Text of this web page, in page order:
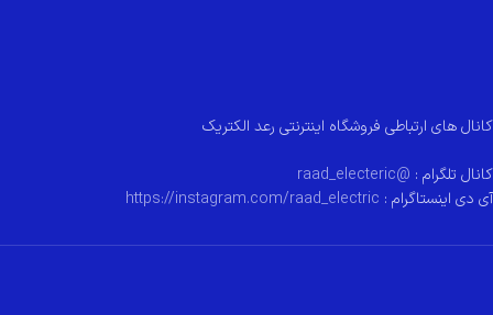
کانال های ارتباطی فروشگاه اینترنتی رعد الکتریک
کانال تلگرام : @raad_electeric
آی دی اینستاگرام : https://instagram.com/raad_electric